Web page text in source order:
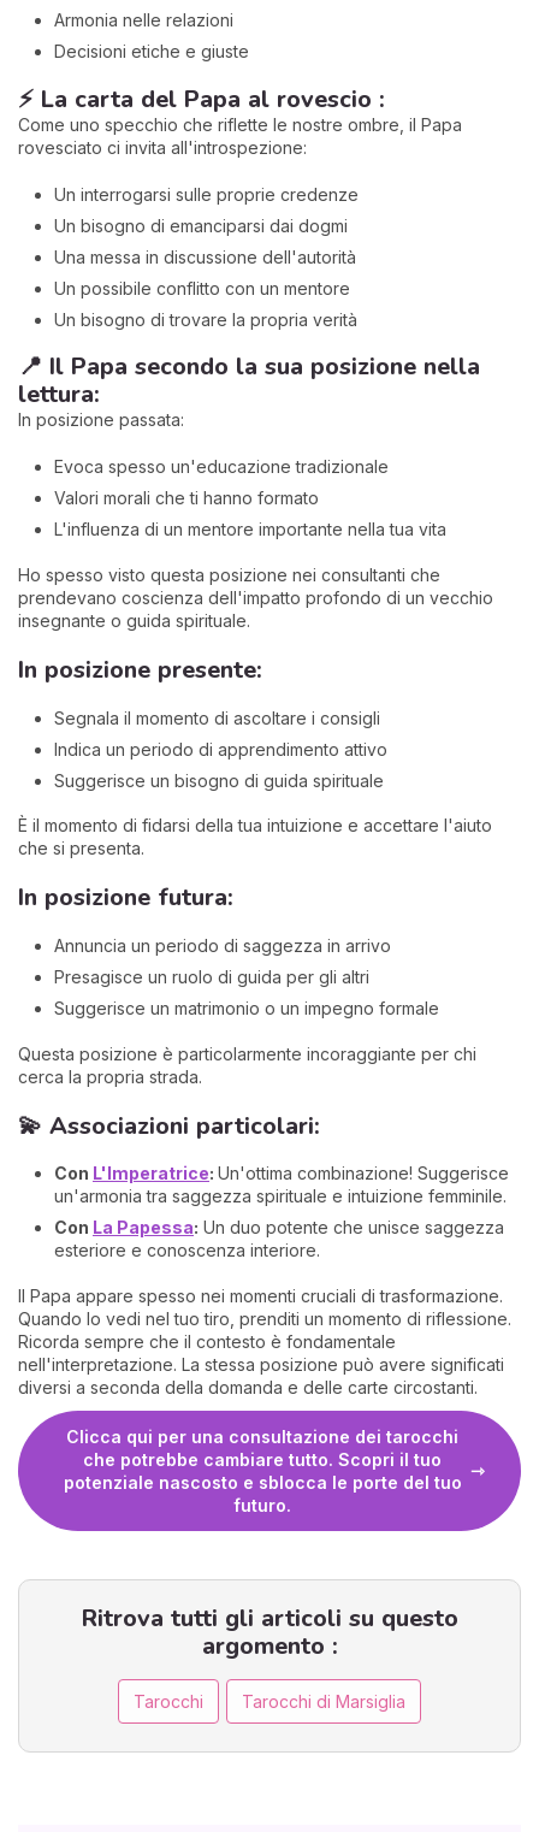
Armonia nelle relazioni
Decisioni etiche e giuste
⚡ La carta del Papa al rovescio :
Come uno specchio che riflette le nostre ombre, il Papa
rovesciato ci invita all'introspezione:
Un interrogarsi sulle proprie credenze
Un bisogno di emanciparsi dai dogmi
Una messa in discussione dell'autorità
Un possibile conflitto con un mentore
Un bisogno di trovare la propria verità
📍 Il Papa secondo la sua posizione nella
lettura:
In posizione passata:
Evoca spesso un'educazione tradizionale
Valori morali che ti hanno formato
L'influenza di un mentore importante nella tua vita
Ho spesso visto questa posizione nei consultanti che
prendevano coscienza dell'impatto profondo di un vecchio
insegnante o guida spirituale.
In posizione presente:
Segnala il momento di ascoltare i consigli
Indica un periodo di apprendimento attivo
Suggerisce un bisogno di guida spirituale
È il momento di fidarsi della tua intuizione e accettare l'aiuto
che si presenta.
In posizione futura:
Annuncia un periodo di saggezza in arrivo
Presagisce un ruolo di guida per gli altri
Suggerisce un matrimonio o un impegno formale
Questa posizione è particolarmente incoraggiante per chi
cerca la propria strada.
💫 Associazioni particolari:
Con L'Imperatrice: Un'ottima combinazione! Suggerisce
un'armonia tra saggezza spirituale e intuizione femminile.
Con La Papessa: Un duo potente che unisce saggezza
esteriore e conoscenza interiore.
Il Papa appare spesso nei momenti cruciali di trasformazione.
Quando lo vedi nel tuo tiro, prenditi un momento di riflessione.
Ricorda sempre che il contesto è fondamentale
nell'interpretazione. La stessa posizione può avere significati
diversi a seconda della domanda e delle carte circostanti.
Clicca qui per una consultazione dei tarocchi
che potrebbe cambiare tutto. Scopri il tuo
potenziale nascosto e sblocca le porte del tuo
futuro.
Ritrova tutti gli articoli su questo
argomento :
Tarocchi Tarocchi di Marsiglia